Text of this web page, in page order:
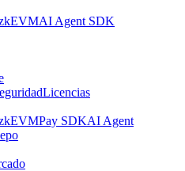
AI Agent SDK
Licencias
Pay SDKAI Agent